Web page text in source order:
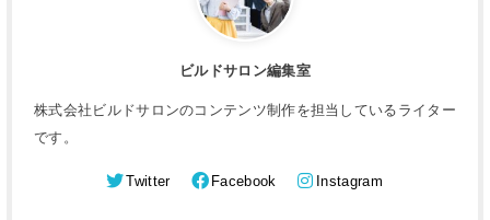
ビルドサロン編集室
株式会社ビルドサロンのコンテンツ制作を担当しているライター
です。
Twitter Facebook Instagram